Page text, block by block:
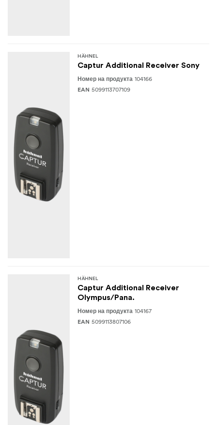
HÄHNEL
Captur Additional Receiver Sony
Номер на продукта 104166
EAN 5099113707109
HÄHNEL
Captur Additional Receiver
Olympus/Pana.
Номер на продукта 104167
EAN 5099113807106